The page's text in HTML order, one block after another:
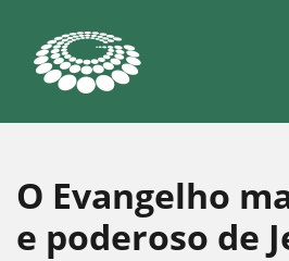
O Evangelho
e poderoso de